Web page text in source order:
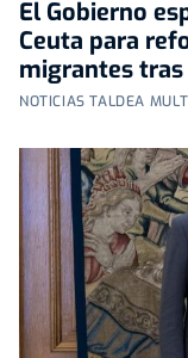
El Gobierno
Ceuta para
migrantes
NOTICIAS TALDEA